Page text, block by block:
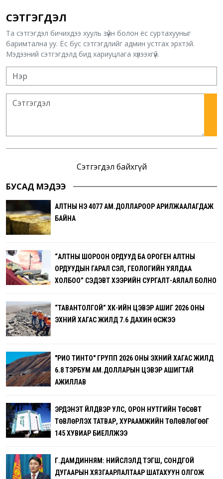
СЭТГЭГДЭЛ
Та сэтгэгдэл бичихдээ хууль зүйн болон ёс суртахууныг
баримтална уу. Ёс бус сэтгэгдлийг админ устгах эрхтэй.
Мэдээний сэтгэгдэлд бид хариуцлага хүлээхгүй.
Сэтгэгдэл байхгүй
БУСАД МЭДЭЭ
АЛТНЫ ҮНЭ 4077 АМ.ДОЛЛАРООР АРИЛЖААЛАГДАЖ
БАЙНА
“АЛТНЫ ШОРООН ОРДУУД БА ОРОГЕН АЛТНЫ
ОРДУУДЫН ГАРАЛ ҮҮСЭЛ, ГЕОЛОГИЙН УЯЛДАА
ХОЛБОО” СЭДЭВТ ХЭЭРИЙН СУРГАЛТ-АЯЛАЛ БОЛНО
“ТАВАНТОЛГОЙ” ХК-ИЙН ЦЭВЭР АШИГ 2026 ОНЫ
ЭХНИЙ ХАГАС ЖИЛД 7.6 ДАХИН ӨСЖЭЭ
"РИО ТИНТО" ГРУПП 2026 ОНЫ ЭХНИЙ ХАГАС ЖИЛД
6.8 ТЭРБУМ АМ.ДОЛЛАРЫН ЦЭВЭР АШИГТАЙ
АЖИЛЛАВ
ЭРДЭНЭТ ҮЙЛДВЭР УЛС, ОРОН НУТГИЙН ТӨСӨВТ
ТӨВЛӨРҮҮЛЭХ ТАТВАР, ХУРААМЖИЙН ТӨЛӨВЛӨГӨӨГ
145 ХУВИАР БИЕЛҮҮЛЖЭЭ
Г.ДАМДИННЯМ: НИЙСЛЭЛД ТЭГШ, СОНДГОЙ
ДУГААРЫН ХЯЗГААРЛАЛТААР ШАТАХУУН ОЛГОЖ